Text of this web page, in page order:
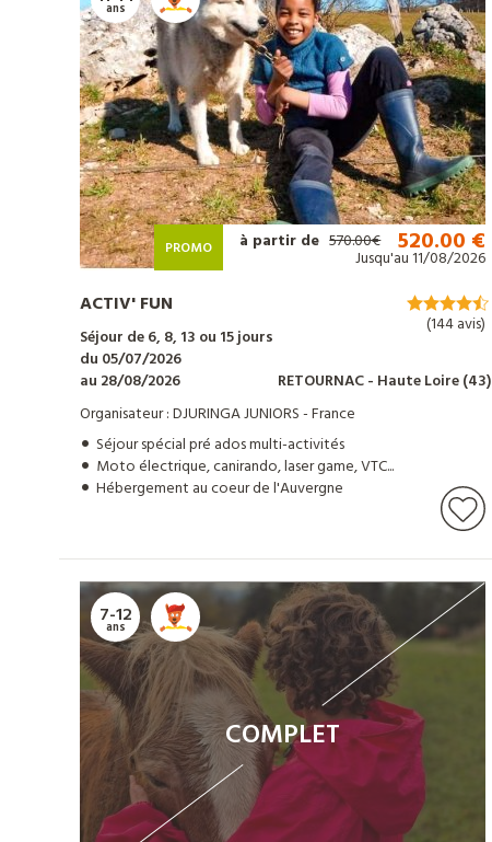
colonies
vacances
centres
d'hébergements
Informations
pratiques
ans
PROMO à partir de 570.00€ 520.00 €
Jusqu'au 11/08/2026
ACTIV' FUN
Séjour de 6, 8, 13 ou 15 jours
du 05/07/2026
au 28/08/2026
RETOURNAC- Haute Loire(43)
Organisateur : DJURINGA JUNIORS - France
Séjour spécial pré ados multi-activités
Moto électrique, canirando, laser game, VTC...
Hébergement au coeur de l'Auvergne
(144 avis)
COMPLET
7-12
ans